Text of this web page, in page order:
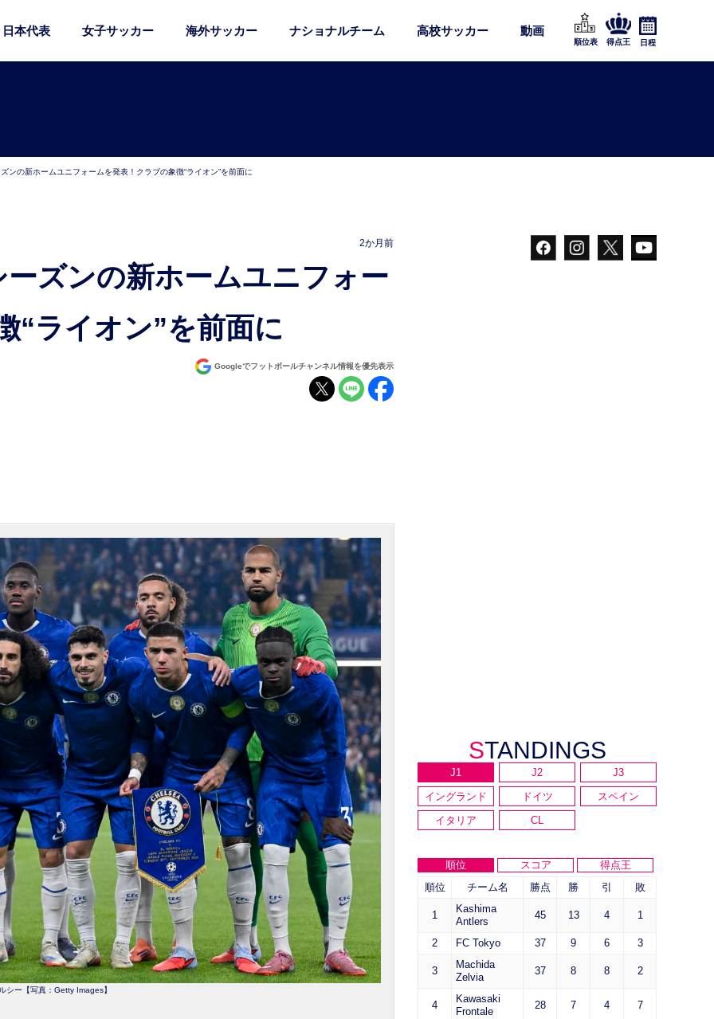
日本代表 女子サッカー 海外サッカー ナショナルチーム 高校サッカー 動画
順位表 得点王 日程
ンの新ホームユニフォームを発表！クラブの象徴“ライオン”を前面に
2か月前
“ライオン”を前面に
Googleでフットボールチャンネル情報を優先表示
シー【写真：Getty Images】
STANDINGS
J1 J2
J3
イングランド
ドイツ
スペイン
イタリア
CL
順位 スコア
得点王
順位
チーム名 勝点 勝 引 敗
1
Kashima
Antlers
45 13 4 1
2 FC Tokyo 37 9 6 3
3
Machida
Zelvia
37 8 8 2
4
Kawasaki
Frontale
28 7 4 7